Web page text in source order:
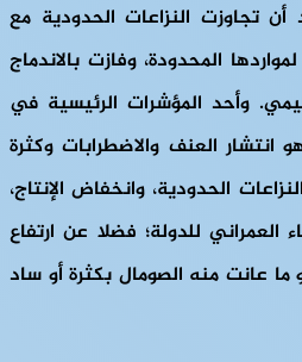
تجاوزت النزاعات الحدودية مع
المحدودة، وفازت بالاندماج
وأحد المؤشرات الرئيسية في
انتشار العنف والاضطرابات وكثرة
الحدودية، وانخفاض الإنتاج،
العمراني للدولة؛ فضلا عن ارتفاع
ما عانت منه الصومال بكثرة أو ساد